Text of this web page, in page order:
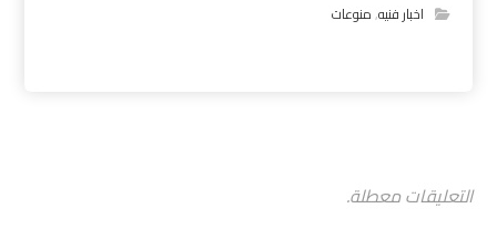
اخبار فنيه,منوعات
التعليقات معطلة.